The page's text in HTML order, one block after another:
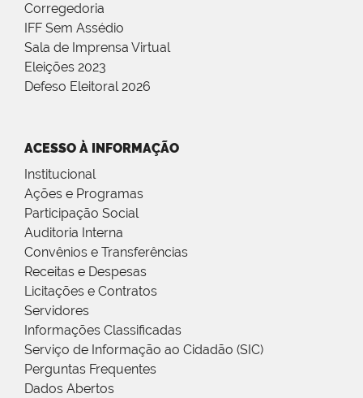
Corregedoria
IFF Sem Assédio
Sala de Imprensa Virtual
Eleições 2023
Defeso Eleitoral 2026
ACESSO À INFORMAÇÃO
Institucional
Ações e Programas
Participação Social
Auditoria Interna
Convênios e Transferências
Receitas e Despesas
Licitações e Contratos
Servidores
Informações Classificadas
Serviço de Informação ao Cidadão (SIC)
Perguntas Frequentes
Dados Abertos